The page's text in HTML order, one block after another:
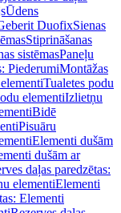
Ūdens
DuofixSienas
Stiprināšanas
sistēmasPaneļu
PiederumiMontāžas
Tualetes podu
elementiIzlietņu
Bidē
Pisuāru
Elementi dušām
dušām ar
daļas paredzētas:
elementiElementi
Elementi